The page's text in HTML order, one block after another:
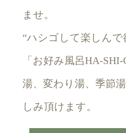
ませ。
“ハシゴして楽しん
「お好み風呂HA-
湯、変わり湯、季節
しみ頂けます。